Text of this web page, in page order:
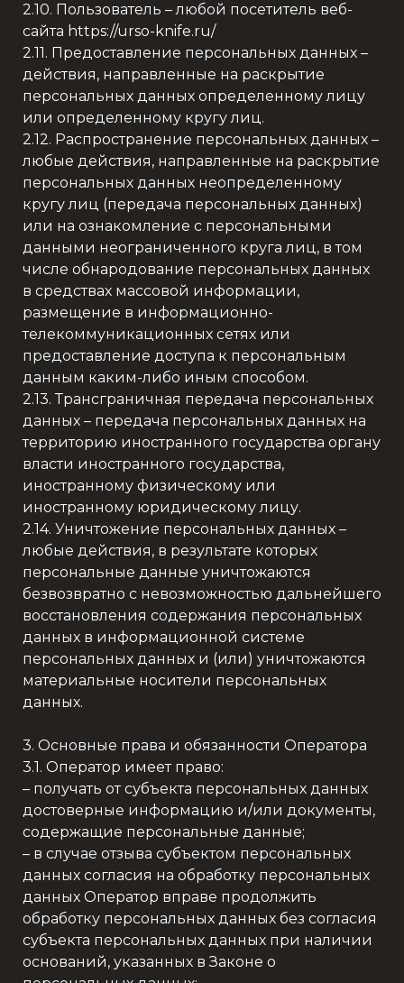
2.10. Пользователь – любой посетитель веб-
сайта https://urso-knife.ru/
2.11. Предоставление персональных данных –
действия, направленные на раскрытие
персональных данных определенному лицу
или определенному кругу лиц.
2.12. Распространение персональных данных –
любые действия, направленные на раскрытие
персональных данных неопределенному
кругу лиц (передача персональных данных)
или на ознакомление с персональными
данными неограниченного круга лиц, в том
числе обнародование персональных данных
в средствах массовой информации,
размещение в информационно-
телекоммуникационных сетях или
предоставление доступа к персональным
данным каким-либо иным способом.
2.13. Трансграничная передача персональных
данных – передача персональных данных на
территорию иностранного государства органу
власти иностранного государства,
иностранному физическому или
иностранному юридическому лицу.
2.14. Уничтожение персональных данных –
любые действия, в результате которых
персональные данные уничтожаются
безвозвратно с невозможностью дальнейшего
восстановления содержания персональных
данных в информационной системе
персональных данных и (или) уничтожаются
материальные носители персональных
данных.
3. Основные права и обязанности Оператора
3.1. Оператор имеет право:
– получать от субъекта персональных данных
достоверные информацию и/или документы,
содержащие персональные данные;
– в случае отзыва субъектом персональных
данных согласия на обработку персональных
данных Оператор вправе продолжить
обработку персональных данных без согласия
субъекта персональных данных при наличии
оснований, указанных в Законе о